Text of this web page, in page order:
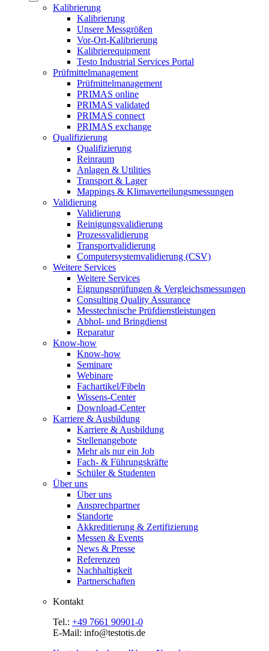
Kalibrierung
Kalibrierung
Unsere Messgrößen
Vor-Ort-Kalibrierung
Kalibrierequipment
Testo Industrial Services Portal
Prüfmittelmanagement
Prüfmittelmanagement
PRIMAS online
PRIMAS validated
PRIMAS connect
PRIMAS exchange
Qualifizierung
Qualifizierung
Reinraum
Anlagen & Utilities
Transport & Lager
Mappings & Klimaverteilungsmessungen
Validierung
Validierung
Reinigungsvalidierung
Prozessvalidierung
Transportvalidierung
Computersystemvalidierung (CSV)
Weitere Services
Weitere Services
Eignungsprüfungen & Vergleichsmessungen
Consulting Quality Assurance
Messtechnische Prüfdienstleistungen
Abhol- und Bringdienst
Reparatur
Know-how
Know-how
Seminare
Webinare
Fachartikel/Fibeln
Wissens-Center
Download-Center
Karriere & Ausbildung
Karriere & Ausbildung
Stellenangebote
Mehr als nur ein Job
Fach- & Führungskräfte
Schüler & Studenten
Über uns
Über uns
Ansprechpartner
Standorte
Akkreditierung & Zertifizierung
Messen & Events
News & Presse
Referenzen
Nachhaltigkeit
Partnerschaften
Kontakt
Tel.: +49 7661 90901-0
E-Mail: info@testotis.de